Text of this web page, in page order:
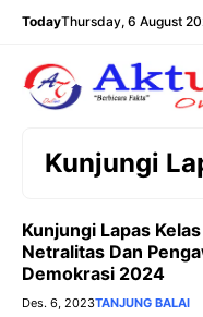
Langsung
TodayThursday, 6 August
Kunjungi
Kunjungi Lapas
Netralitas Dan
Demokrasi 2024
Des. 6, 2023TANJUNG BALAI